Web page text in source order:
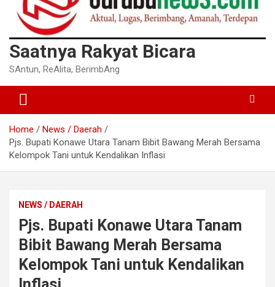
Saatnya Rakyat Bicara
SAntun, ReAlita, BerimbAng
Home
News / Daerah
Pjs. Bupati Konawe Utara Tanam Bibit Bawang Merah Bersama
Kelompok Tani untuk Kendalikan Inflasi
NEWS / DAERAH
Pjs. Bupati Konawe Utara Tanam
Bibit Bawang Merah Bersama
Kelompok Tani untuk Kendalikan